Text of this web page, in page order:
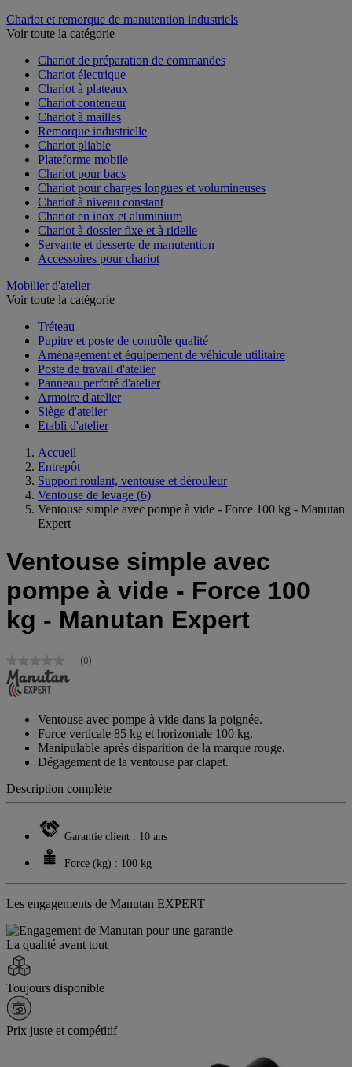
Chariot et remorque de manutention industriels
Voir toute la catégorie
Chariot de préparation de commandes
Chariot électrique
Chariot à plateaux
Chariot conteneur
Chariot à mailles
Remorque industrielle
Chariot pliable
Plateforme mobile
Chariot pour bacs
Chariot pour charges longues et volumineuses
Chariot à niveau constant
Chariot en inox et aluminium
Chariot à dossier fixe et à ridelle
Servante et desserte de manutention
Accessoires pour chariot
Mobilier d'atelier
Voir toute la catégorie
Tréteau
Pupitre et poste de contrôle qualité
Aménagement et équipement de véhicule utilitaire
Poste de travail d'atelier
Panneau perforé d'atelier
Armoire d'atelier
Siège d'atelier
Etabli d'atelier
Accueil
Entrepôt
Support roulant, ventouse et dérouleur
Ventouse de levage (6)
Ventouse simple avec pompe à vide - Force 100 kg - Manutan
Expert
Ventouse simple avec
pompe à vide - Force 100
kg - Manutan Expert
Aucune
valeur
de
Lien
même
page.
(0)
Ventouse avec pompe à vide dans la poignée.
Force verticale 85 kg et horizontale 100 kg.
Manipulable après disparition de la marque rouge.
Dégagement de la ventouse par clapet.
Description complète
Garantie client : 10 ans
Force (kg) : 100 kg
Les engagements de Manutan EXPERT
La qualité avant tout
Toujours disponible
Prix juste et compétitif